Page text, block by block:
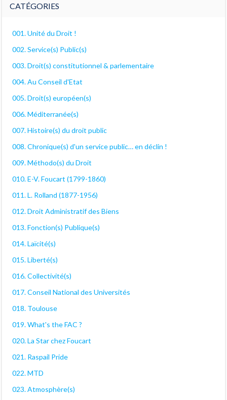
CATÉGORIES
001. Unité du Droit !
002. Service(s) Public(s)
003. Droit(s) constitutionnel & parlementaire
004. Au Conseil d'Etat
005. Droit(s) européen(s)
006. Méditerranée(s)
007. Histoire(s) du droit public
008. Chronique(s) d'un service public… en déclin !
009. Méthodo(s) du Droit
010. E-V. Foucart (1799-1860)
011. L. Rolland (1877-1956)
012. Droit Administratif des Biens
013. Fonction(s) Publique(s)
014. Laïcité(s)
015. Liberté(s)
016. Collectivité(s)
017. Conseil National des Universités
018. Toulouse
019. What's the FAC ?
020. La Star chez Foucart
021. Raspail Pride
022. MTD
023. Atmosphère(s)